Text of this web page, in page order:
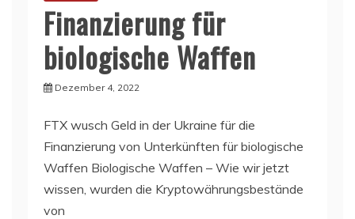
Finanzierung für
biologische Waffen
Dezember 4, 2022
FTX wusch Geld in der Ukraine für die
Finanzierung von Unterkünften für biologische
Waffen Biologische Waffen – Wie wir jetzt
wissen, wurden die Kryptowährungsbestände
von